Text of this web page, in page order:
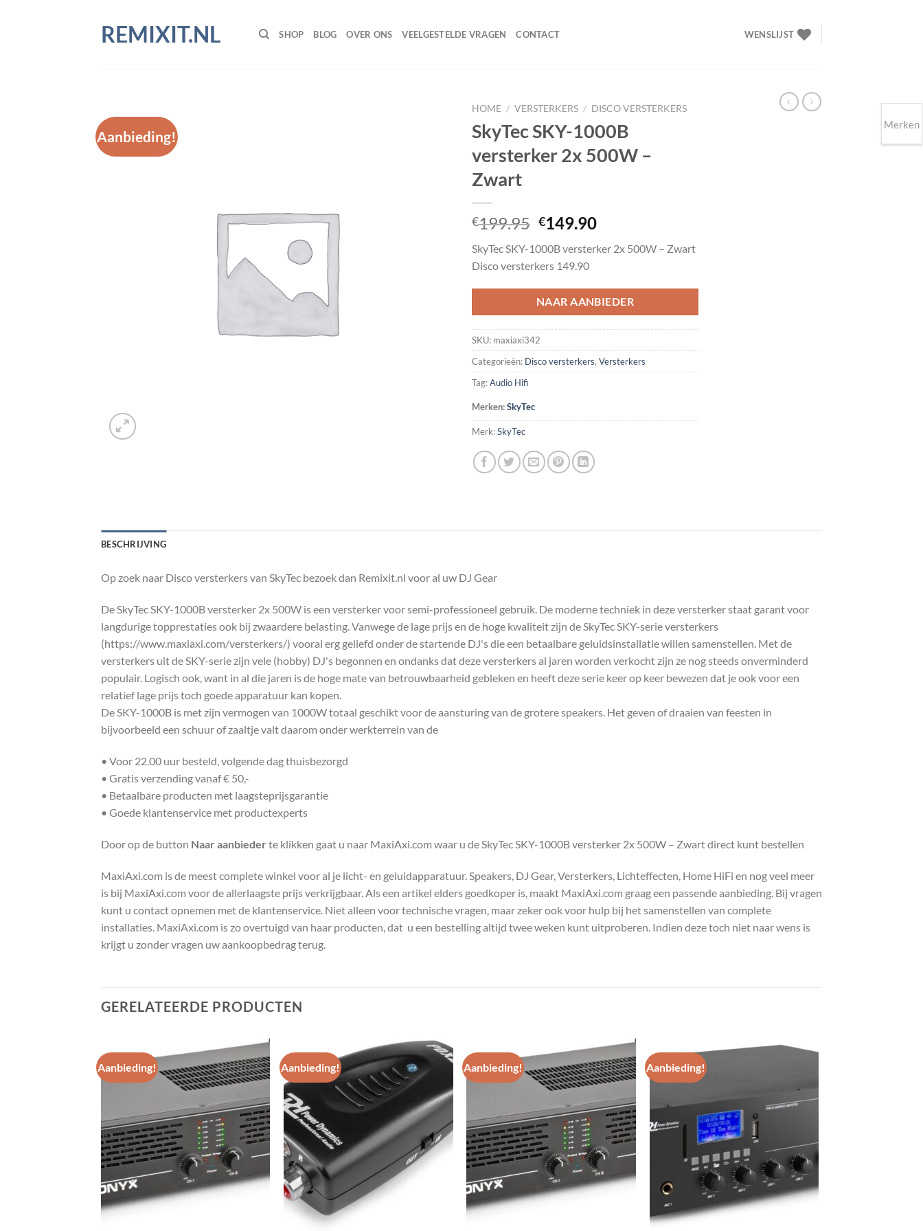
REMIXIT.NL SHOP BLOG OVER ONS VEELGESTELDE VRAGEN CONTACT WENSLIJST
Aanbieding!
HOME / VERSTERKERS / DISCO VERSTERKERS
SkyTec SKY-1000B
versterker 2x 500W –
Zwart
€199.95 Oorspronkelijke
was:
€199.95.
€149.90Huidige
is:
SkyTec SKY-1000B versterker 2x 500W – Zwart
Disco versterkers 149.90
NAAR AANBIEDER
SKU: maxiaxi342
Categorieën: Disco versterkers, Versterkers
Tag:Audio Hifi
Merken:SkyTec
Merk:SkyTec
BESCHRIJVING
Op zoek naar Disco versterkers van SkyTec bezoek dan Remixit.nl voor al uw DJ Gear
De SkyTec SKY-1000B versterker 2x 500W is een versterker voor semi-professioneel gebruik. De moderne techniek in deze versterker staat garant voor
langdurige topprestaties ook bij zwaardere belasting. Vanwege de lage prijs en de hoge kwaliteit zijn de SkyTec SKY-serie versterkers
(https://www.maxiaxi.com/versterkers/) vooral erg geliefd onder de startende DJ's die een betaalbare geluidsinstallatie willen samenstellen. Met de
versterkers uit de SKY-serie zijn vele (hobby) DJ's begonnen en ondanks dat deze versterkers al jaren worden verkocht zijn ze nog steeds onverminderd
populair. Logisch ook, want in al die jaren is de hoge mate van betrouwbaarheid gebleken en heeft deze serie keer op keer bewezen dat je ook voor een
relatief lage prijs toch goede apparatuur kan kopen.
De SKY-1000B is met zijn vermogen van 1000W totaal geschikt voor de aansturing van de grotere speakers. Het geven of draaien van feesten in
bijvoorbeeld een schuur of zaaltje valt daarom onder werkterrein van de
• Voor 22.00 uur besteld, volgende dag thuisbezorgd
• Gratis verzending vanaf € 50,-
• Betaalbare producten met laagsteprijsgarantie
• Goede klantenservice met productexperts
Door op de button Naar aanbieder te klikken gaat u naar MaxiAxi.com waar u de SkyTec SKY-1000B versterker 2x 500W – Zwart direct kunt bestellen
MaxiAxi.com is de meest complete winkel voor al je licht- en geluidapparatuur. Speakers, DJ Gear, Versterkers, Lichteffecten, Home HiFi en nog veel meer
is bij MaxiAxi.com voor de allerlaagste prijs verkrijgbaar. Als een artikel elders goedkoper is, maakt MaxiAxi.com graag een passende aanbieding. Bij vragen
kunt u contact opnemen met de klantenservice. Niet alleen voor technische vragen, maar zeker ook voor hulp bij het samenstellen van complete
installaties. MaxiAxi.com is zo overtuigd van haar producten, dat u een bestelling altijd twee weken kunt uitproberen. Indien deze toch niet naar wens is
krijgt u zonder vragen uw aankoopbedrag terug.
GERELATEERDE PRODUCTEN
Aanbieding!
aan
wenslijst
Aanbieding!
Toevoegen
aan
wenslijst
Aanbieding!
aan
wenslijst
Aanbieding!
Toevoegen
aan
Merken